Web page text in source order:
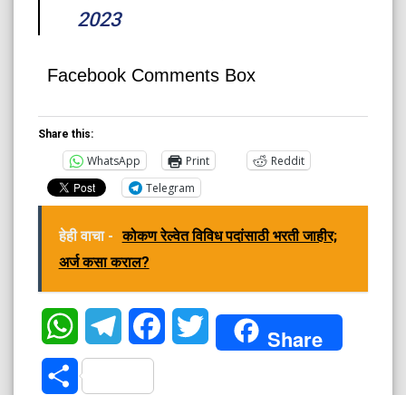
2023
Facebook Comments Box
Share this:
WhatsApp Print
Reddit
Telegram
हेही वाचा - कोकण रेल्वेत विविध पदांसाठी भरती जाहीर;
अर्ज कसा कराल?
WhatsAppTelegramFacebookTwitter Share
Share